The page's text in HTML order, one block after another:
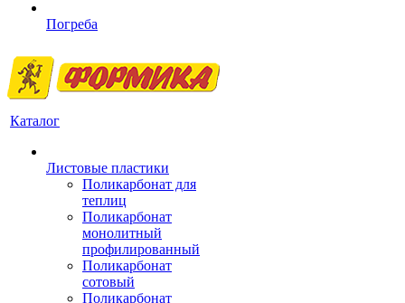
Погреба
Каталог
Листовые пластики
Поликарбонат для
теплиц
Поликарбонат
монолитный
профилированный
Поликарбонат
сотовый
Поликарбонат